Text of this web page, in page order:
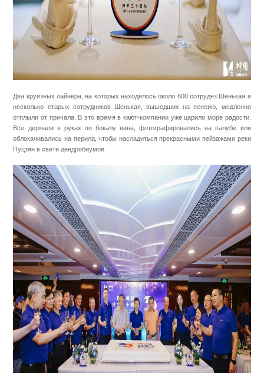
Два круизных лайнера, на которых находилось около 600 сотруднз Шенькая и
несколько старых сотрудников Шенькая, вышедших на пенсию, медленно
отплыли от причала. В это время в кают-компании уже царило море радости.
Все держали в руках по бокалу вина, фотографировались на палубе или
облокачивались на перила, чтобы насладиться прекрасными пейзажами реки
Пуцзян в свете дендробиумов.